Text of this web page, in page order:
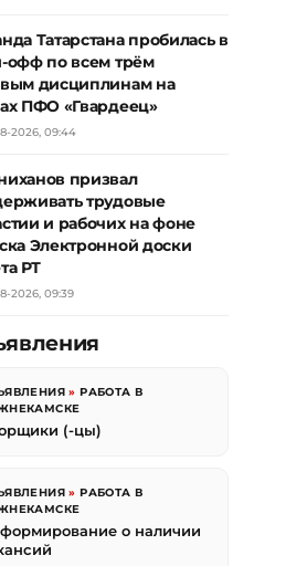
Татарстана пробилась в
офф по всем трём
дисциплинам на
ПФО «Гвардеец»
2026, 09:44
призвал
трудовые
и рабочих на фоне
Электронной доски
РТ
2026, 09:39
»РАБОТА В
(-цы)
»РАБОТА В
о наличии